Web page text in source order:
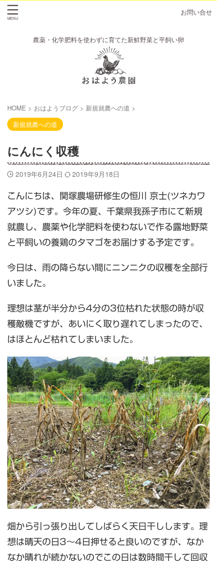
お問い合せ
農薬・化学肥料を使わずに育てた新鮮野菜と平飼い卵
HOME > おはようブログ > 新規就農への道 >
新規就農への道
にんにく収穫
2019年6月24日 2019年9月18日
こんにちは、関塚農場研修生の恒川 京士(ツネカワ
アツシ)です。今年の夏、千葉県我孫子市にて新規
就農し、農薬や化学肥料を使わないで作る露地野菜
と平飼いの養鶏のタマゴをお届けする予定です。
今日は、雨の降らない間にニンニクの収穫を全部行
いました。
理想は茎が半分から4分の3位枯れた状態の時が収
穫敵機ですが、あいにく取り遅れてしまったので、
はほとんど枯れてしまいました。
畑から引っ張り出してしばらく天日干しします。理
想は晴天の日3〜4日押せると良いのですが、なか
なか晴れが続かないのでこの日は数時間干して回収